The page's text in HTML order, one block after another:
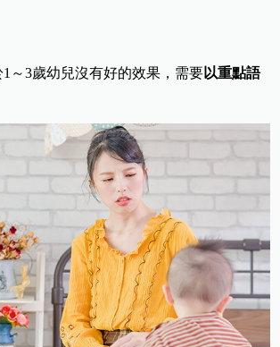
～3歲幼兒沒有好的效果，需要以重點語